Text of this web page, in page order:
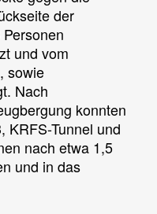
der
und vom
sowie
Nach
konnten
KRFS-Tunnel und
nach etwa 1,5
und in das